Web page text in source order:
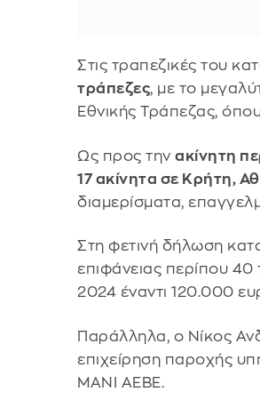
Στις τραπεζικές του
τράπεζες, με το
Εθνικής Τράπεζας,
Ως προς τηνακίνητη
17 ακίνητα σε Κρήτη,
διαμερίσματα,
Στη φετινή δήλωση
επιφάνειας περίπου
2024 έναντι 120.000
Παράλληλα, ο Νίκος
επιχείρηση παροχής
ΜΑΝΙ ΑΕΒΕ.